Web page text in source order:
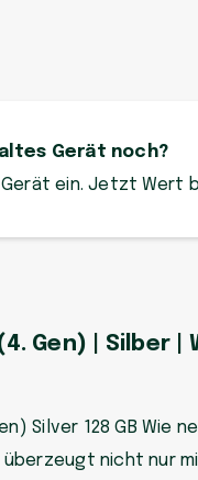
Gerät noch?
ein. Jetzt Wert
Gen) | Silber |
Silver 128 GB Wie
überzeugt nicht nur